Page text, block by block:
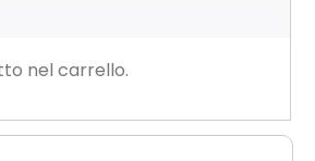
nel carrello.